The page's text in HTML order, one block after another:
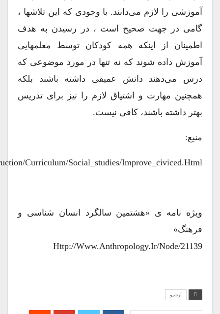
آموزشی را لازم می‌دانند. با وجودی که این تلاشها ،
گامی در جهت صحیح است ، در رسیدن به هدف
اطمینان از اینکه همه کودکان توسط معلمهایی
آموزش داده ‌شوند که نه تنها در مورد موضوعی که
درس می‌دهند دانش عمیقی داشته باشند بلکه
همچنین مهارت و اشتیاق لازم را نیز برای تدریس
بهتر داشته باشند، کافی نیست.
منبع:
curriculum/social_studies/improve_civiced.html
ویژه نامه ی «هشتمین سالگرد انسان شناسی و
فرهنگ»
Http://www.anthropology.ir/node/21139
آرشیو